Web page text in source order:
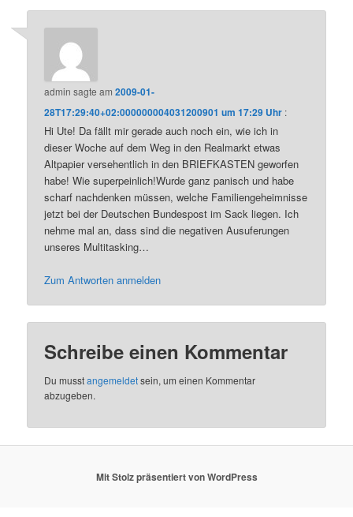
admin sagte am2009-01-
28T17:29:40+02:000000004031200901 um 17:29 Uhr :
Hi Ute! Da fällt mir gerade auch noch ein, wie ich in
dieser Woche auf dem Weg in den Realmarkt etwas
Altpapier versehentlich in den BRIEFKASTEN geworfen
habe! Wie superpeinlich!Wurde ganz panisch und habe
scharf nachdenken müssen, welche Familiengeheimnisse
jetzt bei der Deutschen Bundespost im Sack liegen. Ich
nehme mal an, dass sind die negativen Ausuferungen
unseres Multitasking…
Zum Antworten anmelden
Schreibe einen Kommentar
Du musstangemeldetsein, um einen Kommentar
abzugeben.
Mit Stolz präsentiert von WordPress